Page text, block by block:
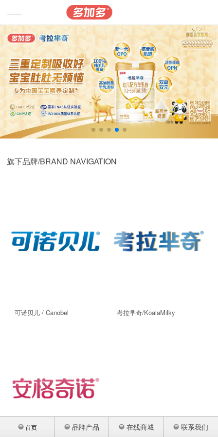
旗下品牌/BRAND NAVIGATION
可诺贝儿 / Canobel 考拉芈奇/KoalaMilky
首页
品牌产品
可诺贝儿
考拉芈奇
安格奇诺
贝思高
孕产妇奶粉
关于我们
首页 品牌产品 在线商城 联系我们